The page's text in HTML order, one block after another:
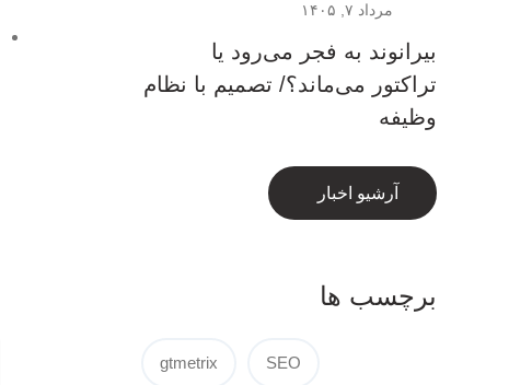
مرداد ۷, ۱۴۰۵
بیرانوند به فجر می‌رود یا
تراکتور می‌ماند؟/ تصمیم با نظام
وظیفه
آرشیو اخبار
برچسب ها
gtmetrix SEO